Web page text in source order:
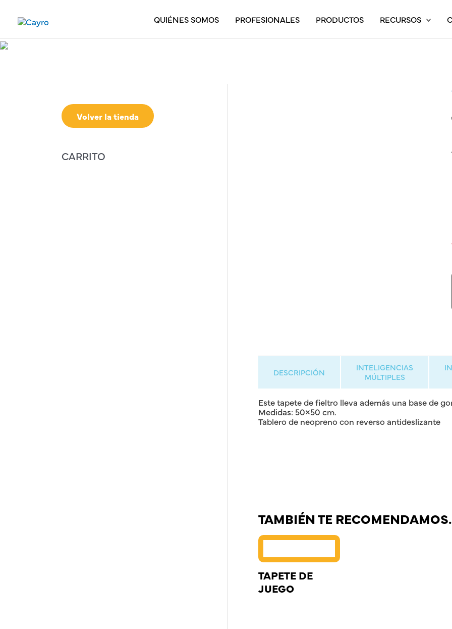
QUIÉNES SOMOS PROFESIONALES PRODUCTOS RECURSOS
Volver la tienda
CARRITO
DESCRIPCIÓN
INTELIGENCIAS
MÚLTIPLES
Este tapete de fieltro lleva además una base de
Medidas: 50×50 cm.
Tablero de neopreno con reverso antideslizante
TAMBIÉN TE
TAPETE DE
JUEGO